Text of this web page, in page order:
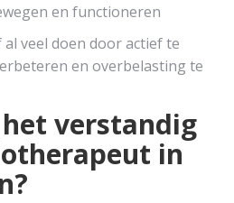
en functioneren
veel doen door actief te
en overbelasting te
verstandig
in